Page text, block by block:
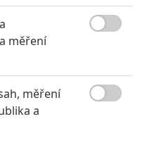
měření
měření
a